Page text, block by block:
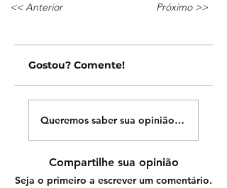
<< Anterior Próximo >>
Gostou? Comente!
Queremos saber sua opinião sobre
Compartilhe sua opinião
Seja o primeiro a escrever um comentário.